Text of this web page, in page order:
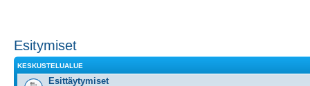
Esitymiset
KESKUSTELUALUE
Esittäytymiset